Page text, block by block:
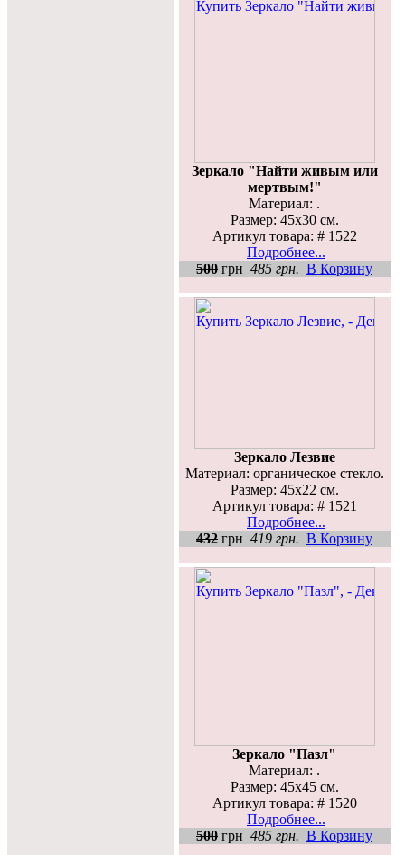
Зеркало "Найти живым или
мертвым!"
Материал: .
Размер: 45х30 см.
Артикул товара: # 1522
Подробнее...
500 грн 485 грн. В Корзину
Зеркало Лезвие
Материал: органическое стекло.
Размер: 45х22 см.
Артикул товара: # 1521
Подробнее...
432 грн 419 грн. В Корзину
Зеркало "Пазл"
Материал: .
Размер: 45х45 см.
Артикул товара: # 1520
Подробнее...
500 грн 485 грн. В Корзину